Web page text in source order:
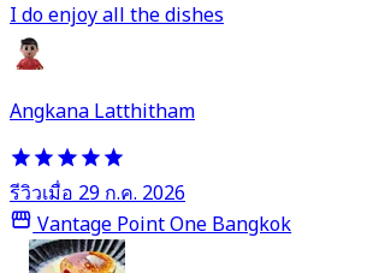
I do enjoy all the dishes
Angkana Latthitham
รีวิวเมื่อ 29 ก.ค. 2026
Vantage Point One Bangkok